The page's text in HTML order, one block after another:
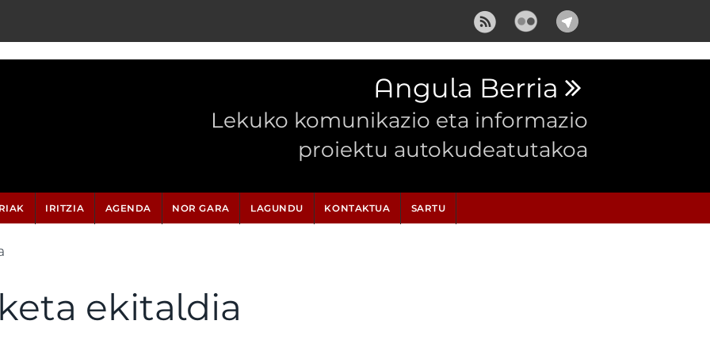
Angula Berria
Lekuko komunikazio eta informazio
proiektu autokudeatutakoa
IRITZIA AGENDA NOR GARA LAGUNDU KONTAKTUA SARTU
ekitaldia